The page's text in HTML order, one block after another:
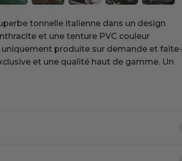
tonnelle italienne dans un design
et une tenture PVC couleur
produite sur demande et faite-
et une qualité haut de gamme. Un
arguments indéniables.